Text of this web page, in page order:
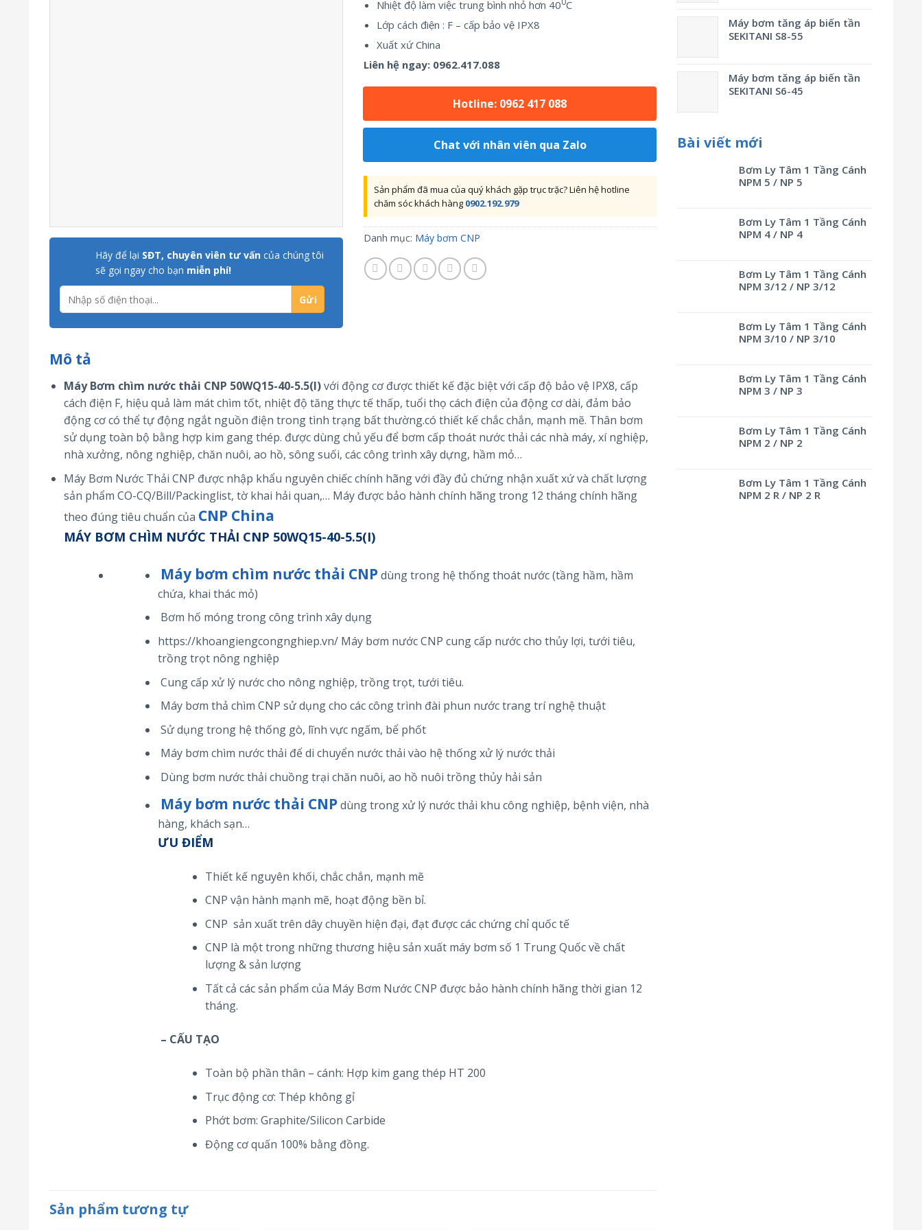
Máy bơm tăng áp biến tần
SEKITANI S8-55
Máy bơm tăng áp biến tần
SEKITANI S6-45
Bài viết mới
Bơm Ly Tâm 1 Tầng Cánh
NPM 5 / NP 5
Bơm Ly Tâm 1 Tầng Cánh
NPM 4 / NP 4
Bơm Ly Tâm 1 Tầng Cánh
NPM 3/12 / NP 3/12
Bơm Ly Tâm 1 Tầng Cánh
NPM 3/10 / NP 3/10
Bơm Ly Tâm 1 Tầng Cánh
NPM 3 / NP 3
Bơm Ly Tâm 1 Tầng Cánh
NPM 2 / NP 2
Bơm Ly Tâm 1 Tầng Cánh
NPM 2 R / NP 2 R
Hãy để lại SĐT, chuyên viên tư vấn của chúng tôi
sẽ gọi ngay cho bạn miễn phí!
Nhiệt độ làm việc trung bình nhỏ hơn 40 C
Lớp cách điện : F – cấp bảo vệ IPX8
Xuất xứ China
Liên hệ ngay: 0962.417.088
Hotline: 0962 417 088
Chat với nhân viên qua Zalo
Sản phẩm đã mua của quý khách gặp trục trặc? Liên hệ hotline
chăm sóc khách hàng 0902.192.979
Danh mục: Máy bơm CNP
Mô tả
Máy Bơm chìm nước thải CNP 50WQ15-40-5.5(I)với động cơ được thiết kế đặc biệt với cấp độ bảo vệ IPX8, cấp
cách điện F, hiệu quả làm mát chìm tốt, nhiệt độ tăng thực tế thấp, tuổi thọ cách điện của động cơ dài, đảm bảo
động cơ có thể tự động ngắt nguồn điện trong tình trạng bất thường.có thiết kế chắc chắn, mạnh mẽ. Thân bơm
sử dụng toàn bộ bằng hợp kim gang thép. được dùng chủ yếu để bơm cấp thoát nước thải các nhà máy, xí nghiệp,
nhà xưởng, nông nghiệp, chăn nuôi, ao hồ, sông suối, các công trình xây dựng, hầm mỏ…
Máy Bơm Nước Thải CNP được nhập khẩu nguyên chiếc chính hãng với đầy đủ chứng nhận xuất xứ và chất lượng
sản phẩm CO-CQ/Bill/Packinglist, tờ khai hải quan,… Máy được bảo hành chính hãng trong 12 tháng chính hãng
theo đúng tiêu chuẩn của CNP China
MÁY BƠM CHÌM NƯỚC THẢI CNP 50WQ15-40-5.5(I)
Máy bơm chìm nước thải CNPdùng trong hệ thống thoát nước (tầng hầm, hầm
chứa, khai thác mỏ)
Bơm hố móng trong công trình xây dụng
https://khoangiengcongnghiep.vn/ Máy bơm nước CNP cung cấp nước cho thủy lợi, tưới tiêu,
trồng trọt nông nghiệp
Cung cấp xử lý nước cho nông nghiệp, trồng trọt, tưới tiêu.
Máy bơm thả chìm CNP sử dụng cho các công trình đài phun nước trang trí nghệ thuật
Sử dụng trong hệ thống gò, lĩnh vực ngấm, bể phốt
Máy bơm chìm nước thải để di chuyển nước thải vào hệ thống xử lý nước thải
Dùng bơm nước thải chuồng trại chăn nuôi, ao hồ nuôi trồng thủy hải sản
Máy bơm nước thải CNPdùng trong xử lý nước thải khu công nghiệp, bệnh viện, nhà
hàng, khách sạn…
ƯU ĐIỂM
Thiết kế nguyên khối, chắc chắn, mạnh mẽ
CNP vận hành mạnh mẽ, hoạt động bền bỉ.
CNP sản xuất trên dây chuyền hiện đại, đạt được các chứng chỉ quốc tế
CNP là một trong những thương hiệu sản xuất máy bơm số 1 Trung Quốc về chất
lượng & sản lượng
Tất cả các sản phẩm của Máy Bơm Nước CNP được bảo hành chính hãng thời gian 12
tháng.
– CẤU TẠO
Toàn bộ phần thân – cánh: Hợp kim gang thép HT 200
Trục động cơ: Thép không gỉ
Phớt bơm: Graphite/Silicon Carbide
Động cơ quấn 100% bằng đồng.
Sản phẩm tương tự